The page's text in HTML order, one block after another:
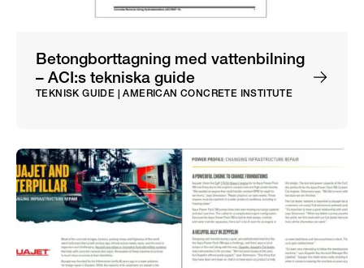
Betongborttagning med vattenbilning
– ACI:s tekniska guide
TEKNISK GUIDE | AMERICAN CONCRETE INSTITUTE